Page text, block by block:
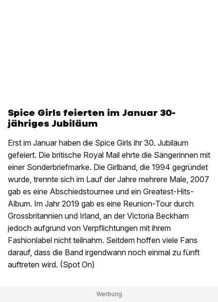
Spice Girls feierten im Januar 30-
jähriges Jubiläum
Erst im Januar haben die Spice Girls ihr 30. Jubiläum
gefeiert. Die britische Royal Mail ehrte die Sängerinnen mit
einer Sonderbriefmarke. Die Girlband, die 1994 gegründet
wurde, trennte sich im Lauf der Jahre mehrere Male, 2007
gab es eine Abschiedstournee und ein Greatest-Hits-
Album. Im Jahr 2019 gab es eine Reunion-Tour durch
Grossbritannien und Irland, an der Victoria Beckham
jedoch aufgrund von Verpflichtungen mit ihrem
Fashionlabel nicht teilnahm. Seitdem hoffen viele Fans
darauf, dass die Band irgendwann noch einmal zu fünft
auftreten wird. (Spot On)